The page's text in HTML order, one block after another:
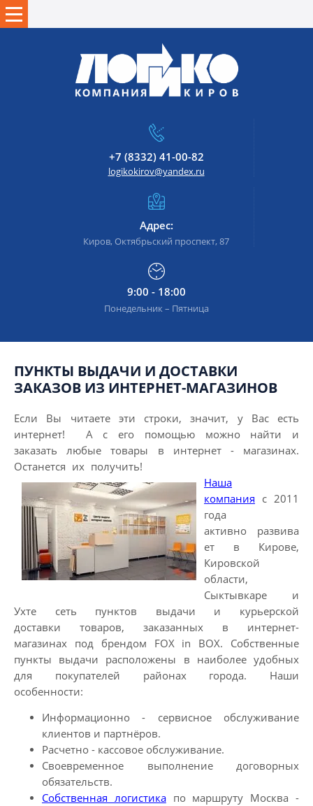
+7 (8332) 41-00-82
logikokirov@yandex.ru
Адрес:
Киров, Октябрьский проспект, 87
9:00 - 18:00
Понедельник – Пятница
ПУНКТЫ ВЫДАЧИ И ДОСТАВКИ
ЗАКАЗОВ ИЗ ИНТЕРНЕТ-МАГАЗИНОВ
Если Вы читаете эти строки, значит, у Вас есть
интернет! А с его помощью можно найти и
заказать любые товары в интернет - магазинах.
Останется их получить!
Наша
компания с 2011
года
активно развива
ет в Кирове,
Кировской
области,
Сыктывкаре и
Ухте сеть пунктов выдачи и курьерской
доставки товаров, заказанных в интернет-
магазинах под брендом FOX in BOX. Собственные
пункты выдачи расположены в наиболее удобных
для покупателей районах города. Наши
особенности:
Информационно - сервисное обслуживание
клиентов и партнёров.
Расчетно - кассовое обслуживание.
Своевременное выполнение договорных
обязательств.
Собственная логистикапо маршруту Москва -